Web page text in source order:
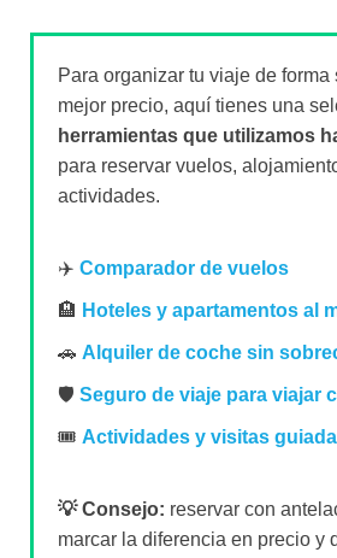
Para organizar tu viaje de forma
mejor precio, aquí tienes una
herramientas que utilizamos
para reservar vuelos,
actividades.
✈️ Comparador de vuelos
🏨 Hoteles y apartamentos al
🚗 Alquiler de coche sin
🛡️ Seguro de viaje para viajar
🎟️ Actividades y visitas
💡 Consejo: reservar con
marcar la diferencia en precio y